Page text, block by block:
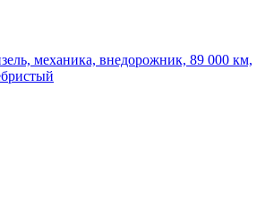
механика, внедорожник, 89 000 км,